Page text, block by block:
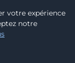
A DÉJÀ…
votre expérience
notre